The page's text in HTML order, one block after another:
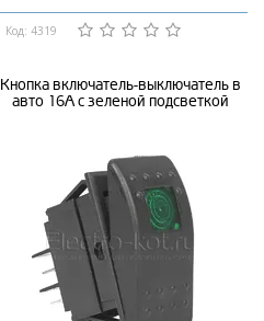
Код: 4319
Кнопка включатель-выключатель в
авто 16А с зеленой подсветкой